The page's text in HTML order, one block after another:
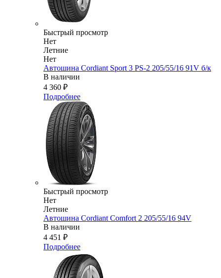
Быстрый просмотр
Нет
Летние
Нет
Автошина Cordiant Sport 3 PS-2 205/55/16 91V б/к
В наличии
4 360 ₽
Подробнее
Быстрый просмотр
Нет
Летние
Автошина Cordiant Comfort 2 205/55/16 94V
В наличии
4 451 ₽
Подробнее